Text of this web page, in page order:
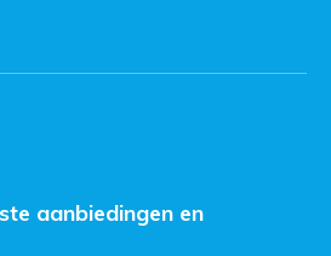
aanbiedingen en